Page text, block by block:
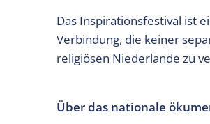
Das Inspirationsfestival ist
Verbindung, die keiner
religiösen Niederlande zu
Über das nationale